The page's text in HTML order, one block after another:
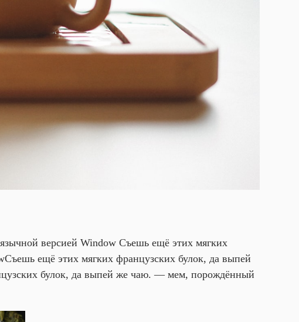
версией Window Съешь ещё этих мягких
Съешь ещё этих мягких французских булок, да выпей
булок, да выпей же чаю. — мем, порождённый